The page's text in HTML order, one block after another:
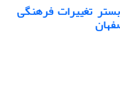
تغییرات فرهنگی